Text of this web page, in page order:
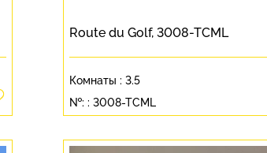
Route du Golf, 3008-TCML
Комнаты : 3.5
№: : 3008-TCML